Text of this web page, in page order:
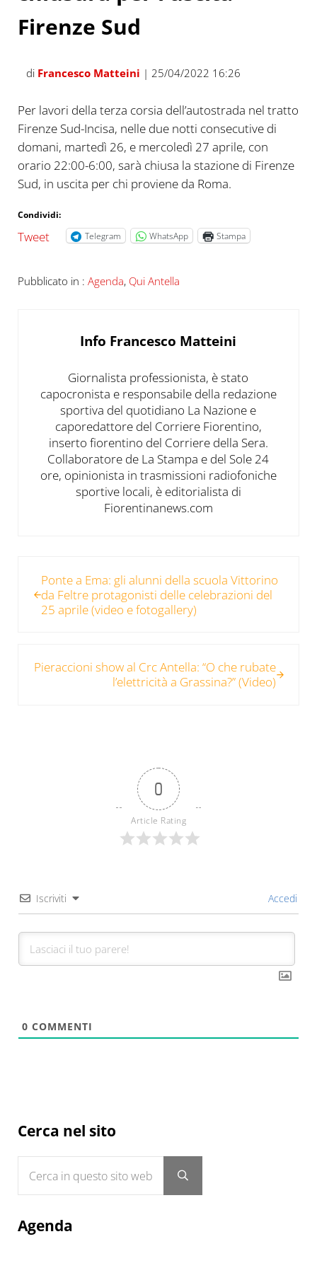
Firenze Sud
di Francesco Matteini | 25/04/2022 16:26
Per lavori della terza corsia dell’autostrada nel tratto
Firenze Sud-Incisa, nelle due notti consecutive di
domani, martedì 26, e mercoledì 27 aprile, con
orario 22:00-6:00, sarà chiusa la stazione di Firenze
Sud, in uscita per chi proviene da Roma.
Condividi:
Tweet Telegram WhatsApp Stampa
Pubblicato in : Agenda, Qui Antella
Info Francesco Matteini
Giornalista professionista, è stato
capocronista e responsabile della redazione
sportiva del quotidiano La Nazione e
caporedattore del Corriere Fiorentino,
inserto fiorentino del Corriere della Sera.
Collaboratore de La Stampa e del Sole 24
ore, opinionista in trasmissioni radiofoniche
sportive locali, è editorialista di
Fiorentinanews.com
Ponte a Ema: gli alunni della scuola Vittorino
da Feltre protagonisti delle celebrazioni del
25 aprile (video e fotogallery)
Pieraccioni show al Crc Antella: “O che rubate
l’elettricità a Grassina?” (Video)
0
Article Rating
Iscriviti Accedi
0 COMMENTI
Sidebar
Cerca nel sito
Submit search
Agenda